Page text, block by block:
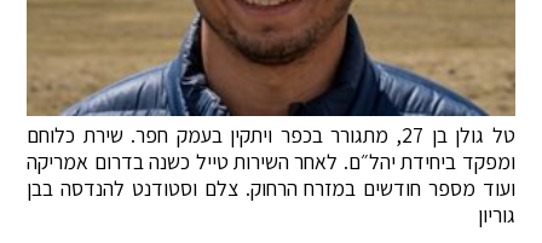
טל גולן בן 27, מתגורר בכפר ויתקין בעמק חפר. שירת כלוחם
ומפקד ביחידת יהל״ם. לאחר השירות טייל כשנה בדרום אמריקה
ועוד מספר חודשים במזרח הרחוק. צלם וסטודנט להנדסה בבן
גוריון